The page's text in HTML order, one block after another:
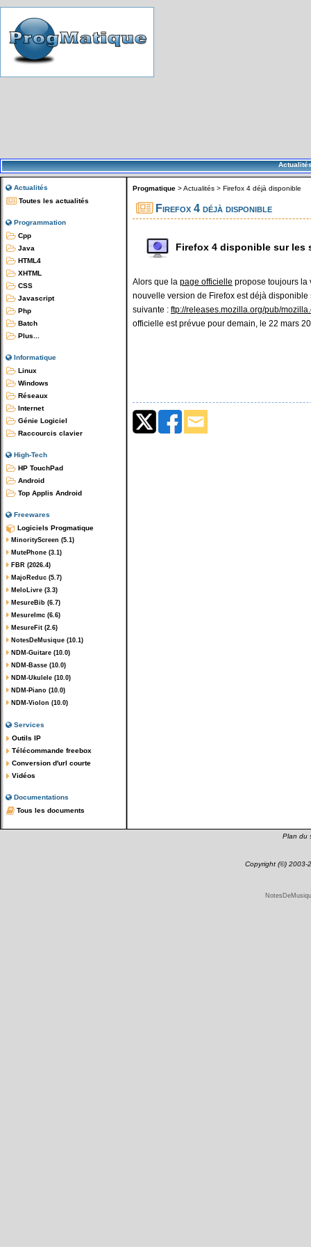
Actualités
Toutes les actualités
Programmation
Cpp
Java
HTML4
XHTML
CSS
Javascript
Php
Batch
Plus...
Informatique
Linux
Windows
Réseaux
Internet
Génie Logiciel
Raccourcis clavier
High-Tech
HP TouchPad
Android
Top Applis Android
Freewares
Logiciels Progmatique
MinorityScreen (5.1)
MutePhone (3.1)
FBR (2026.4)
MajoReduc (5.7)
MeloLivre (3.3)
MesureBib (6.7)
MesureImc (6.6)
MesureFit (2.6)
NotesDeMusique (10.1)
NDM-Guitare (10.0)
NDM-Basse (10.0)
NDM-Ukulele (10.0)
NDM-Piano (10.0)
NDM-Violon (10.0)
Services
Outils IP
Télécommande freebox
Conversion d'url courte
Vidéos
Documentations
Tous les documents
Progmatique >Actualités > Firefox 4 déjà disponible
Firefox 4 déjà disponible
Firefox 4 disponible sur les
Alors que la page officielle propose toujours la
nouvelle version de Firefox est déjà
suivante : ftp://releases.mozilla.org/pub/
officielle est prévue pour demain, le 22 mars
Plan du
Copyright (©) 2003-